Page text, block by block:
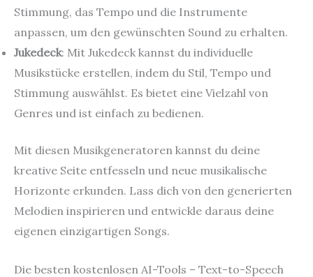
Stimmung, das Tempo und die Instrumente
anpassen, um den gewünschten Sound zu erhalten.
Jukedeck: Mit Jukedeck kannst du individuelle
Musikstücke erstellen, indem du Stil, Tempo und
Stimmung auswählst. Es bietet eine Vielzahl von
Genres und ist einfach zu bedienen.
Mit diesen Musikgeneratoren kannst du deine
kreative Seite entfesseln und neue musikalische
Horizonte erkunden. Lass dich von den generierten
Melodien inspirieren und entwickle daraus deine
eigenen einzigartigen Songs.
Die besten kostenlosen AI-Tools – Text-to-Speech